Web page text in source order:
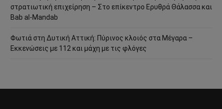
στρατιωτική επιχείρηση – Στο επίκεντρο Ερυθρά Θάλασσα και
Bab al-Mandab
Φωτιά στη Δυτική Αττική: Πύρινος κλοιός στα Μέγαρα –
Εκκενώσεις με 112 και μάχη με τις φλόγες